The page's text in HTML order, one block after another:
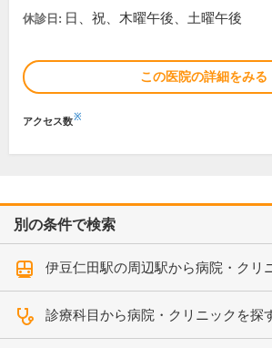
休診日: 日、祝、木曜午後、土曜午後
この医院の詳細をみる
アクセス数※
別の条件で検索
伊豆仁田駅の周辺駅から病院・クリ
診療科目から病院・クリニックを探